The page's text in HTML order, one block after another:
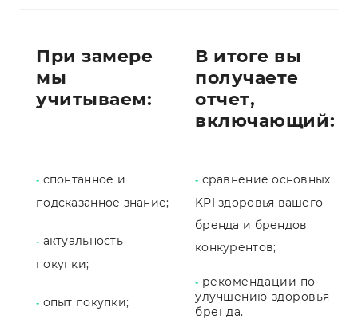
При замере
мы
учитываем:
В итоге вы
получаете
отчет,
включающий:
- спонтанное и
подсказанное знание;
- актуальность
покупки;
- опыт покупки;
- сравнение основных
KPI здоровья вашего
бренда и брендов
конкурентов;
- рекомендации по
улучшению здоровья
бренда.